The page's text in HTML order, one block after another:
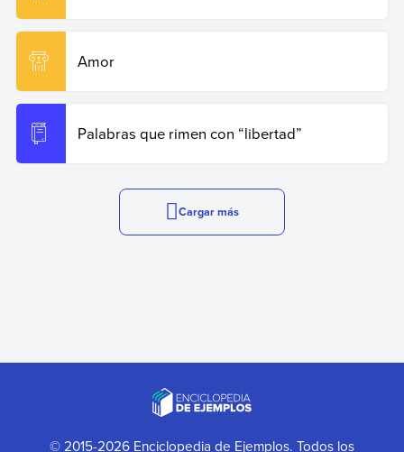
Amor
Palabras que rimen con “libertad”
Cargar más
© 2015-2026 Enciclopedia de Ejemplos. Todos los